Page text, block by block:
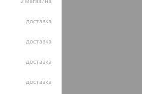
доставка
доставка
доставка
доставка